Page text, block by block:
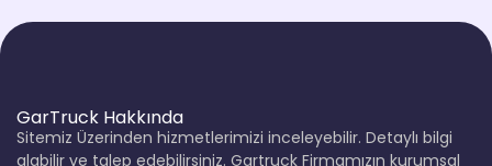
GarTruck Hakkında
Sitemiz Üzerinden hizmetlerimizi inceleyebilir. Detaylı bilgi
alabilir ve talep edebilirsiniz. Gartruck Firmamızın kurumsal